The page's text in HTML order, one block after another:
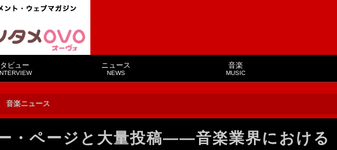
ビュー ニュース
NEWS
音楽
MUSIC
音楽ニュース
・ページと大量投稿――音楽業界における